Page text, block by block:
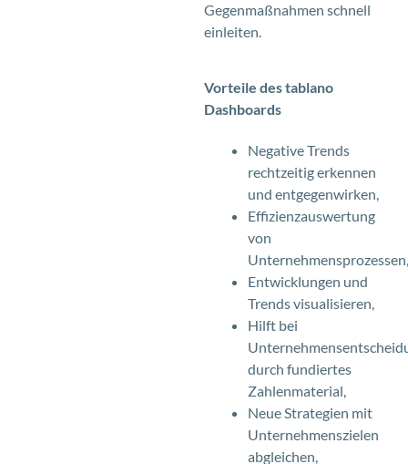
Gegenmaßnahmen schnell
einleiten.
Vorteile des tablano
Dashboards
Negative Trends
rechtzeitig erkennen
und entgegenwirken,
Effizienzauswertung
von
Unternehmensprozessen,
Entwicklungen und
Trends visualisieren,
Hilft bei
durch fundiertes
Zahlenmaterial,
Neue Strategien mit
Unternehmenszielen
abgleichen,